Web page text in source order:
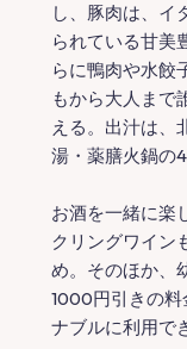
し、豚肉は、イ
られている甘美
らに鴨肉や水餃
もから大人まで
える。出汁は、
湯・薬膳火鍋の
お酒を一緒に楽
クリングワイン
め。そのほか、
1000円引きの
ナブルに利用で